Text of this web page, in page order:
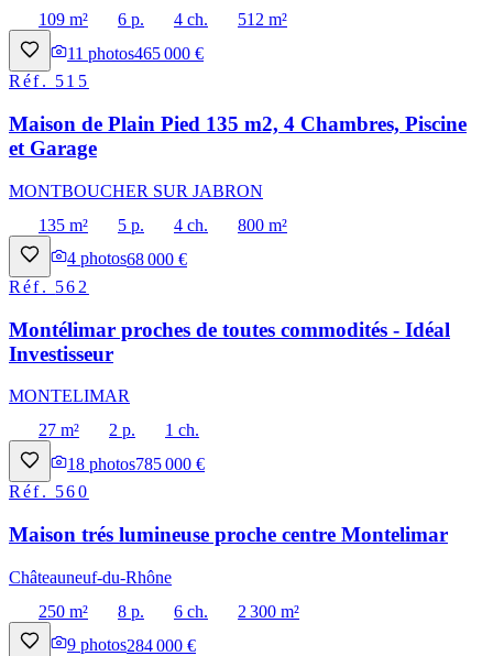
109 m²
6 p. 4 ch.
512 m²
11 photos465 000 €
Réf. 515
Maison de Plain Pied 135 m2, 4 Chambres, Piscine
et Garage
MONTBOUCHER SUR JABRON
135 m²
5 p. 4 ch.
800 m²
4 photos68 000 €
Réf. 562
Montélimar proches de toutes commodités - Idéal
Investisseur
MONTELIMAR
27 m²
2 p.
1 ch.
18 photos785 000 €
Réf. 560
Maison trés lumineuse proche centre Montelimar
Châteauneuf-du-Rhône
250 m²
8 p. 6 ch.
2 300 m²
9 photos284 000 €